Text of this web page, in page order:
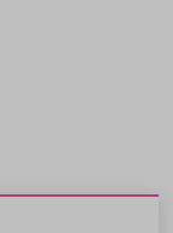
na 9 soukromých
na 9
institutech a